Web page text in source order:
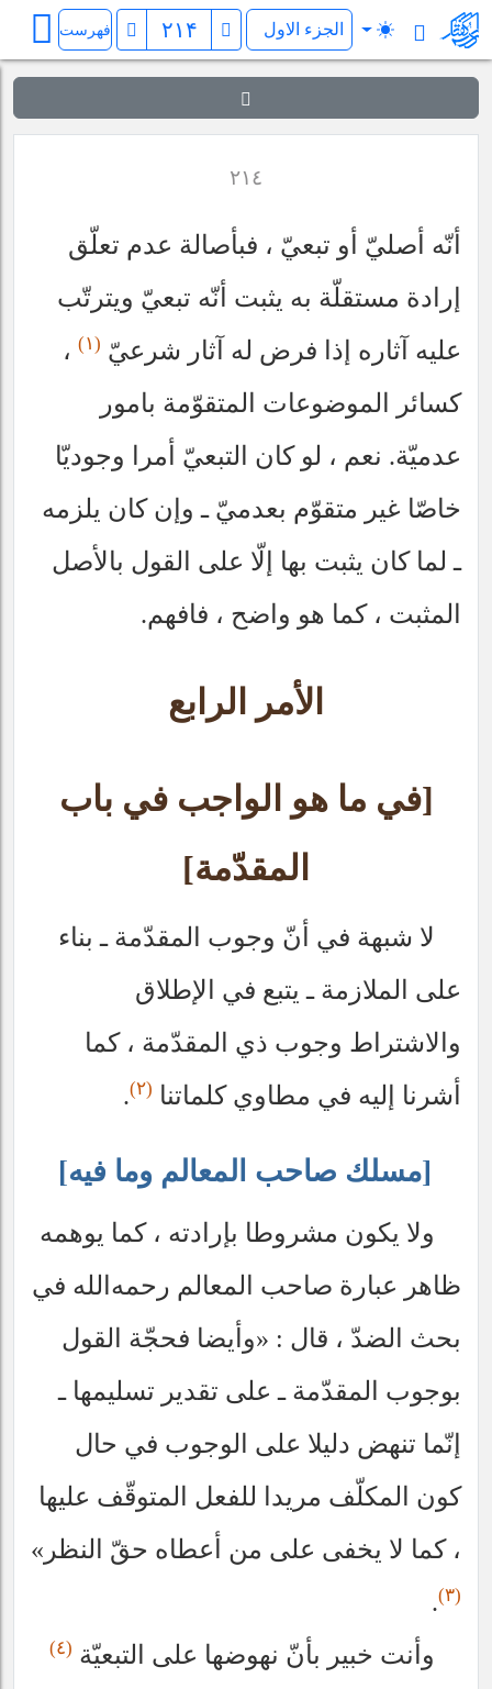
کفایة الاصول فهرست
٢١٤
أنّه أصليّ أو تبعيّ ، فبأصالة عدم تعلّق
إرادة مستقلّة به يثبت أنّه تبعيّ ويترتّب
عليه آثاره إذا فرض له آثار شرعيّ (١)
،
كسائر الموضوعات المتقوّمة بامور
عدميّة. نعم ، لو كان التبعيّ أمرا وجوديّا
خاصّا غير متقوّم بعدميّ ـ وإن كان يلزمه
ـ لما كان يثبت بها إلّا على القول بالأصل
المثبت ، كما هو واضح ، فافهم.
الأمر الرابع
[في ما هو الواجب في باب
المقدّمة]
لا شبهة في أنّ وجوب المقدّمة ـ بناء
على الملازمة ـ يتبع في الإطلاق
والاشتراط وجوب ذي المقدّمة ، كما
أشرنا إليه في مطاوي كلماتنا (٢) .
[مسلك صاحب المعالم وما فيه]
ولا يكون مشروطا بإرادته ، كما يوهمه
ظاهر عبارة صاحب المعالم رحمه‌الله في
بحث الضدّ ، قال : «وأيضا فحجّة القول
بوجوب المقدّمة ـ على تقدير تسليمها ـ
إنّما تنهض دليلا على الوجوب في حال
كون المكلّف مريدا للفعل المتوقّف عليها
، كما لا يخفى على من أعطاه حقّ النظر»
(٣)
.
وأنت خبير بأنّ نهوضها على التبعيّة (٤)